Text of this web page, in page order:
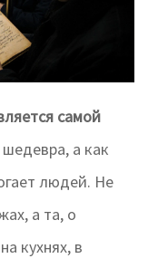
самой
а как
людей. Не
а та, о
кухнях, в